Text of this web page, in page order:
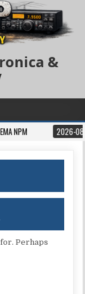
&
2026-08-05
Perhaps